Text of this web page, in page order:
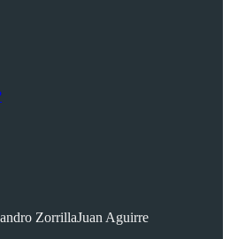
ZorrillaJuan Aguirre